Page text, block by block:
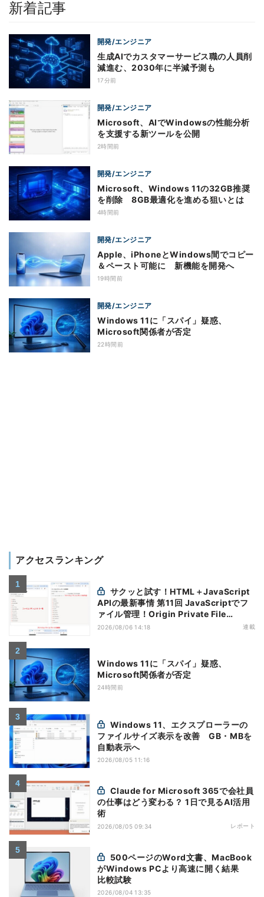
新着記事
開発/エンジニア
生成AIでカスタマーサービス職の人員削
減進む、2030年に半減予測も
17分前
開発/エンジニア
Microsoft、AIでWindowsの性能分析
を支援する新ツールを公開
2時間前
開発/エンジニア
Microsoft、Windows 11の32GB推奨
を削除 8GB最適化を進める狙いとは
4時間前
開発/エンジニア
Apple、iPhoneとWindows間でコピー
＆ペースト可能に 新機能を開発へ
19時間前
開発/エンジニア
Windows 11に「スパイ」疑惑、
Microsoft関係者が否定
22時間前
アクセスランキング
APIの最新事情 第11回 JavaScriptでフ
ァイル管理！Origin Private File
Systemを活用する
2026/08/06 14:18 連載
Windows 11に「スパイ」疑惑、
Microsoft関係者が否定
24時間前
ファイルサイズ表示を改善 GB・MBを
自動表示へ
2026/08/05 11:16
の仕事はどう変わる？ 1日で見るAI活用
術
2026/08/05 09:34 レポート
がWindows PCより高速に開く結果
比較試験
2026/08/04 13:35